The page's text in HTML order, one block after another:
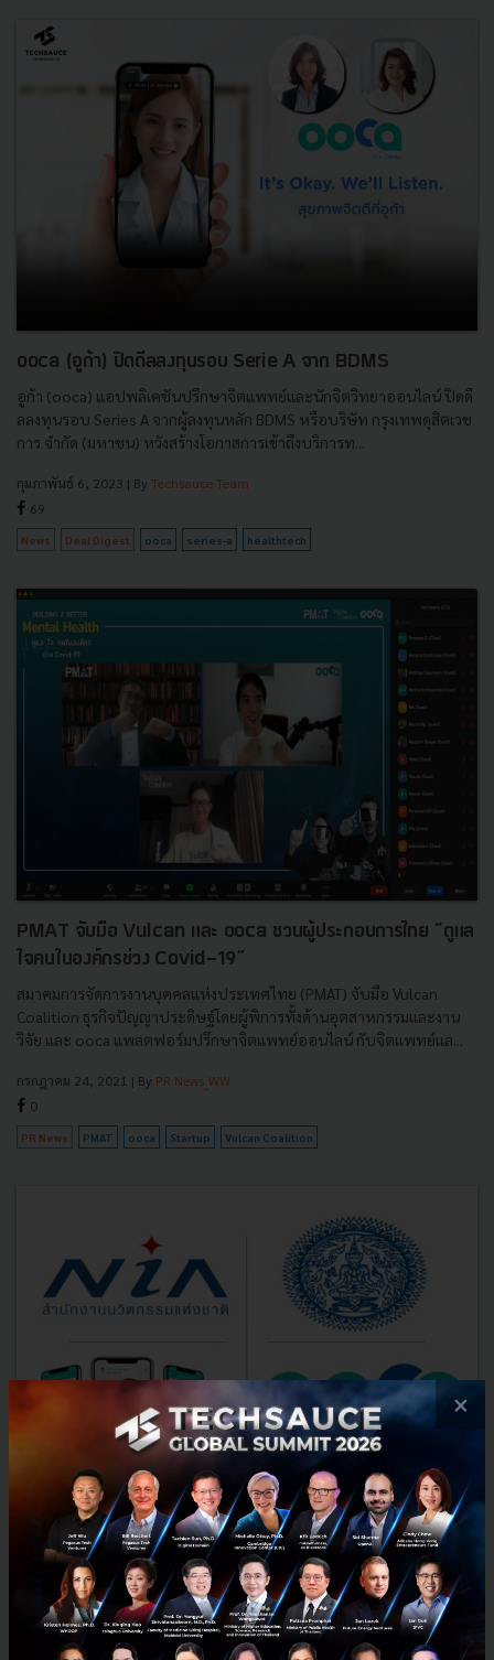
ooca (อูก้า) ปิดดีลลงทุนรอบ Serie A จาก BDMS
อูก้า (ooca) แอปพลิเคชันปรึกษาจิตแพทย์และนักจิตวิทยาออนไลน์ ปิดดี
ลลงทุนรอบ Series A จากผู้ลงทุนหลัก BDMS หรือบริษัท กรุงเทพดุสิตเวช
การ จำกัด (มหาชน) หวังสร้างโอกาสการเข้าถึงบริการท...
กุมภาพันธ์ 6, 2023 | By Techsauce Team
69
News Deal Digest ooca series-a healthtech
PMAT จับมือ Vulcan และ ooca ชวนผู้ประกอบการไทย “ดูแล
ใจคนในองค์กรช่วง Covid-19”
สมาคมการจัดการงานบุคคลแห่งประเทศไทย (PMAT) จับมือ Vulcan
Coalition ธุรกิจปัญญาประดิษฐ์โดยผู้พิการทั้งด้านอุตสาหกรรมและงาน
วิจัย และ ooca แพลตฟอร์มปรึกษาจิตแพทย์ออนไลน์ กับจิตแพทย์แล...
กรกฎาคม 24, 2021 | By PR News_WW
0
PR News PMAT ooca Startup Vulcan Coalition
Thai Consul with ooca to Provide Free Online
Counselling for Thai Expatriates
Thai citizens living abroad access to online counselling with
psychiatrists and psychologists via the application ooca....
May 29, 2020 | ByTechsauce Team
×